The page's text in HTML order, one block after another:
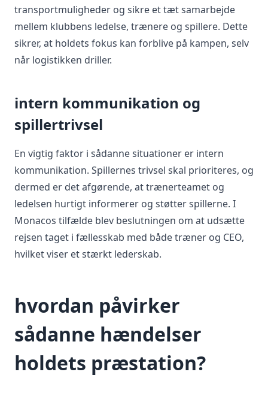
transportmuligheder og sikre et tæt samarbejde
mellem klubbens ledelse, trænere og spillere. Dette
sikrer, at holdets fokus kan forblive på kampen, selv
når logistikken driller.
intern kommunikation og
spillertrivsel
En vigtig faktor i sådanne situationer er intern
kommunikation. Spillernes trivsel skal prioriteres, og
dermed er det afgørende, at trænerteamet og
ledelsen hurtigt informerer og støtter spillerne. I
Monacos tilfælde blev beslutningen om at udsætte
rejsen taget i fællesskab med både træner og CEO,
hvilket viser et stærkt lederskab.
hvordan påvirker
sådanne hændelser
holdets præstation?